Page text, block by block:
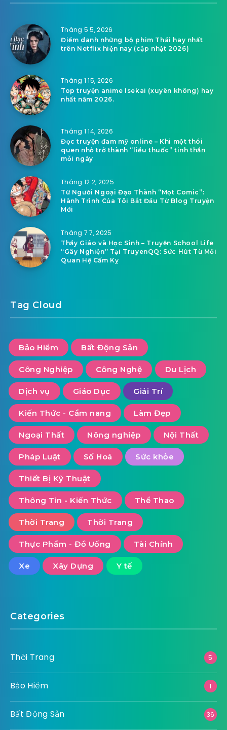
Tháng 5 5, 2026
Điểm danh những bộ phim Thái hay nhất
trên Netflix hiện nay (cập nhật 2026)
Tháng 1 15, 2026
Top truyện anime Isekai (xuyên không) hay
nhất năm 2026.
Tháng 1 14, 2026
Đọc truyện đam mỹ online – Khi một thói
quen nhỏ trở thành “liều thuốc” tinh thần
mỗi ngày
Tháng 12 2, 2025
Từ Người Ngoại Đạo Thành “Mọt Comic”:
Hành Trình Của Tôi Bắt Đầu Từ Blog Truyện
Mới
Tháng 7 7, 2025
Thầy Giáo và Học Sinh – Truyện School Life
“Gây Nghiện” Tại TruyenQQ: Sức Hút Từ Mối
Quan Hệ Cấm Kỵ
Tag Cloud
Bảo Hiểm Bất Động Sản
Công Nghiệp Công Nghệ Du Lịch
Dịch vụ Giáo Dục Giải Trí
Kiến Thức - Cẩm nang Làm Đẹp
Ngoại Thất Nông nghiệp Nội Thất
Pháp Luật Số Hoá Sức khỏe
Thiết Bị Kỹ Thuật
Thông Tin - Kiến Thức Thể Thao
Thời Trang Thời Trang
Thực Phẩm - Đồ Uống Tài Chính
Xe Xây Dựng Y tế
Categories
Thời Trang 5
Bảo Hiểm 1
Bất Động Sản 36